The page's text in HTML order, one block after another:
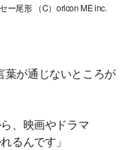
ー尾形 （C）oricon ME inc.
が通じないところが
、映画やドラマ
るんです」